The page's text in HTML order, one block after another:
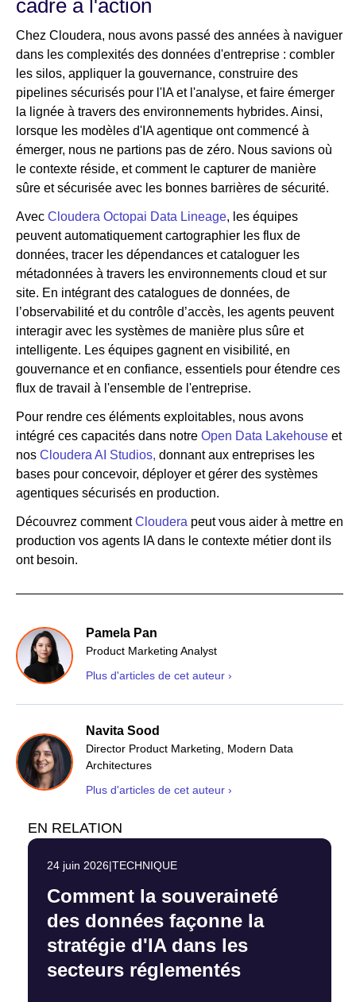
cadre à l'action
Chez Cloudera, nous avons passé des années à naviguer
dans les complexités des données d'entreprise : combler
les silos, appliquer la gouvernance, construire des
pipelines sécurisés pour l'IA et l'analyse, et faire émerger
la lignée à travers des environnements hybrides. Ainsi,
lorsque les modèles d'IA agentique ont commencé à
émerger, nous ne partions pas de zéro. Nous savions où
le contexte réside, et comment le capturer de manière
sûre et sécurisée avec les bonnes barrières de sécurité.
Avec Cloudera Octopai Data Lineage, les équipes
peuvent automatiquement cartographier les flux de
données, tracer les dépendances et cataloguer les
métadonnées à travers les environnements cloud et sur
site. En intégrant des catalogues de données, de
l’observabilité et du contrôle d’accès, les agents peuvent
interagir avec les systèmes de manière plus sûre et
intelligente. Les équipes gagnent en visibilité, en
gouvernance et en confiance, essentiels pour étendre ces
flux de travail à l'ensemble de l'entreprise.
Pour rendre ces éléments exploitables, nous avons
intégré ces capacités dans notre Open Data Lakehouse et
nos Cloudera AI Studios, donnant aux entreprises les
bases pour concevoir, déployer et gérer des systèmes
agentiques sécurisés en production.
Découvrez commentCloudera peut vous aider à mettre en
production vos agents IA dans le contexte métier dont ils
ont besoin.
Pamela Pan
Product Marketing Analyst
Plus d'articles de cet auteur ›
Navita Sood
Director Product Marketing, Modern Data
Architectures
Plus d'articles de cet auteur ›
EN RELATION
24 juin 2026|TECHNIQUE
Comment la souveraineté
des données façonne la
stratégie d'IA dans les
secteurs réglementés